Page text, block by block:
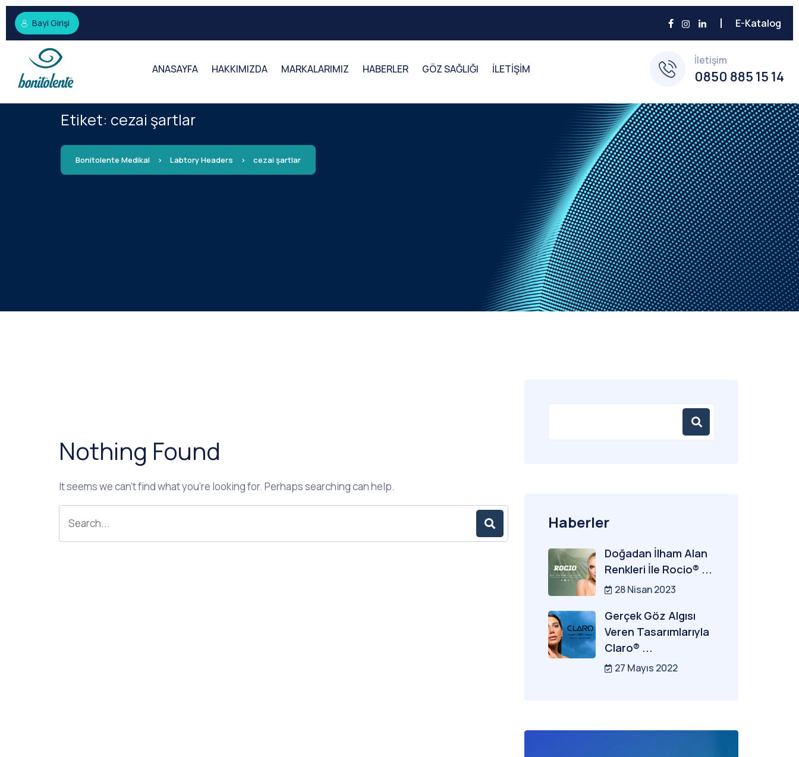
Bayi Girişi E-Katalog
ANASAYFA HAKKIMIZDA MARKALARIMIZ HABERLER GÖZ SAĞLIĞI İLETİŞİM
İletişim
0850 885 15 14
Etiket: cezai şartlar
Bonitolente Medikal > Labtory Headers > cezai şartlar
Nothing Found
It seems we can’t find what you’re looking for. Perhaps searching can help.
Haberler
Doğadan İlham Alan
Renkleri İle Rocio® ...
28 Nisan 2023
Gerçek Göz Algısı
Veren Tasarımlarıyla
Claro® ...
27 Mayıs 2022